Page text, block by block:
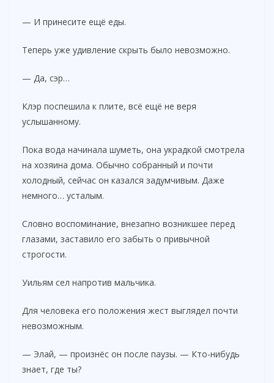
— И принесите ещё еды.
Теперь уже удивление скрыть было невозможно.
— Да, сэр…
Клэр поспешила к плите, всё ещё не веря
услышанному.
Пока вода начинала шуметь, она украдкой смотрела
на хозяина дома. Обычно собранный и почти
холодный, сейчас он казался задумчивым. Даже
немного… усталым.
Словно воспоминание, внезапно возникшее перед
глазами, заставило его забыть о привычной
строгости.
Уильям сел напротив мальчика.
Для человека его положения жест выглядел почти
невозможным.
— Элай, — произнёс он после паузы. — Кто-нибудь
знает, где ты?